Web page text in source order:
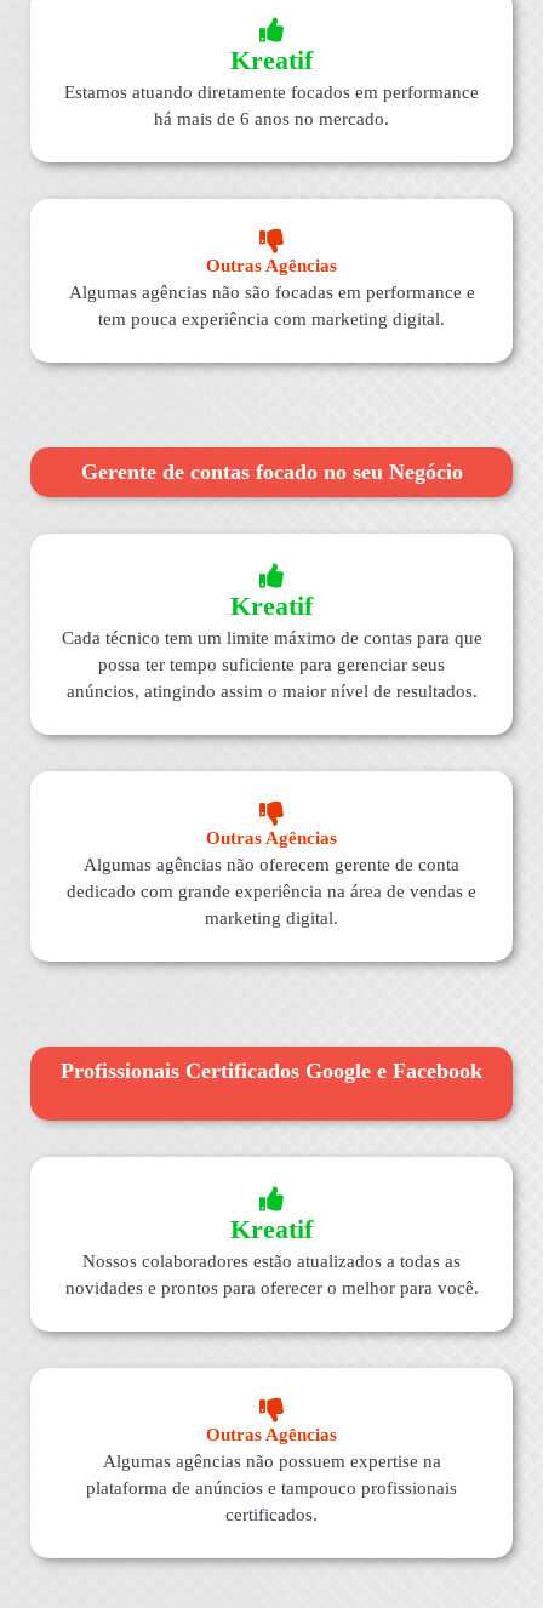
Kreatif
Estamos atuando diretamente focados em performance
há mais de 6 anos no mercado.
Outras Agências
Algumas agências não são focadas em performance e
tem pouca experiência com marketing digital.
Gerente de contas focado no seu Negócio
Kreatif
Cada técnico tem um limite máximo de contas para que
possa ter tempo suficiente para gerenciar seus
anúncios, atingindo assim o maior nível de resultados.
Outras Agências
Algumas agências não oferecem gerente de conta
dedicado com grande experiência na área de vendas e
marketing digital.
Profissionais Certificados Google e Facebook
Kreatif
Nossos colaboradores estão atualizados a todas as
novidades e prontos para oferecer o melhor para você.
Outras Agências
Algumas agências não possuem expertise na
plataforma de anúncios e tampouco profissionais
certificados.